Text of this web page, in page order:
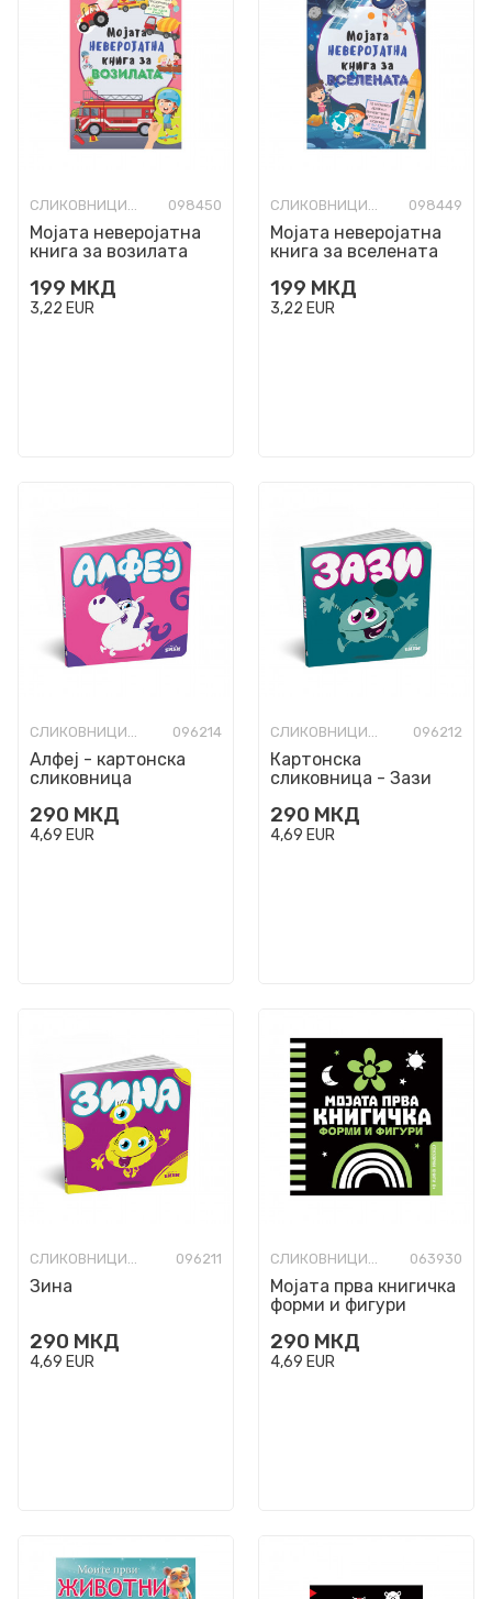
СЛИКОВНИЦИ СО ТВРДИ СТРАНИЦИ 098450
Мојата неверојатна
книга за возилата
199 МКД
3,22 EUR
СЛИКОВНИЦИ СО ТВРДИ СТРАНИЦИ 098449
Мојата неверојатна
книга за вселената
199 МКД
3,22 EUR
СЛИКОВНИЦИ СО ТВРДИ СТРАНИЦИ 096214
Алфеј - картонска
сликовница
290 МКД
4,69 EUR
СЛИКОВНИЦИ СО ТВРДИ СТРАНИЦИ 096212
Картонска
сликовница - Зази
290 МКД
4,69 EUR
СЛИКОВНИЦИ СО ТВРДИ СТРАНИЦИ 096211
Зина
290 МКД
4,69 EUR
СЛИКОВНИЦИ СО ТВРДИ СТРАНИЦИ 063930
Мојата прва книгичка
форми и фигури
290 МКД
4,69 EUR